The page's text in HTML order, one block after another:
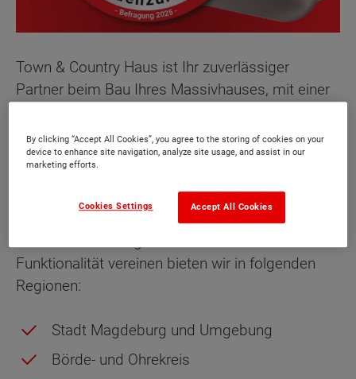
Town & Country Haus ist Ihr zuverlässiger
Partner beim Bau Ihres Massivhauses, mit einer
umfassenden Reichweite in der Region. Unser
Standort in Magdeburg bietet maßgeschneiderte
Merkmale jeder Region zugeschnitten sind.
Funktionalität vereinen bieten wir in folgenden
Regionen:
Stadt Magdeburg und Umgebung
Börde- und Ohrekreis
By clicking “Accept All Cookies”, you agree to the storing of cookies on your
device to enhance site navigation, analyze site usage, and assist in our
marketing efforts.
Accept All Cookies
Cookies Settings